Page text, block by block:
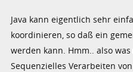
Java kann eigentlich sehr
koordinieren, so daß ein
werden kann. Hmm.. also
Sequenzielles Verarbeiten